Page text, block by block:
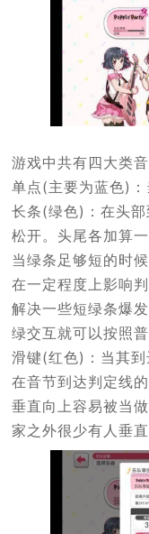
游戏中共有四大类
单点(主要为蓝色)：
长条(绿色)：在头
松开。头尾各加算一
当绿条足够短的时
在一定程度上影响
解决一些短绿条爆
绿交互就可以按照
滑键(红色)：当其到
在音节到达判定线
垂直向上容易被当
家之外很少有人垂